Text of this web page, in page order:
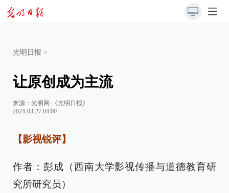
光明日报 >
让原创成为主流
来源： 光明网-《光明日报》
2024-03-27 04:00
【影视锐评】
作者：彭成（西南大学影视传播与道德教育研
究所研究员）